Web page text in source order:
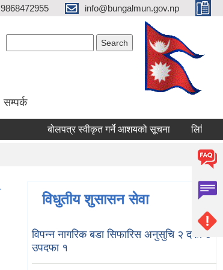
9868472955 info@bungalmun.gov.np
सम्पर्क
बोलपत्र स्वीकृत गर्ने आशयको सूचना लिखित
विधुतीय शुसासन सेवा
विपन्न नागरिक बडा सिफारिस अनुसुचि २ दफा ४
उपदफा १